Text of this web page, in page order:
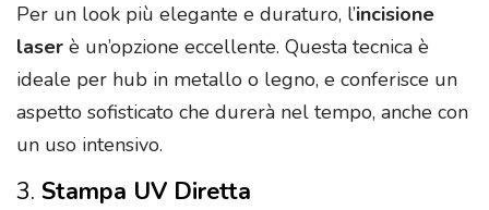
Per un look più elegante e duraturo, l’incisione
laser è un’opzione eccellente. Questa tecnica è
ideale per hub in metallo o legno, e conferisce un
aspetto sofisticato che durerà nel tempo, anche con
un uso intensivo.
3. Stampa UV Diretta